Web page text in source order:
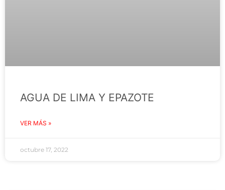
AGUA DE LIMA Y EPAZOTE
VER MÁS »
octubre 17, 2022